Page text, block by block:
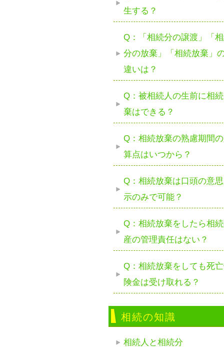
生する？
Q：「相続分の譲渡」「
分の放棄」「相続放棄」
違いは？
Q：被相続人の生前に相
棄はできる？
Q：相続放棄の熟慮期間
算点はいつから？
Q：相続放棄は口頭の意
示のみで可能？
Q：相続放棄をしたら相
産の管理責任はない？
Q：相続放棄をしても死
険金は受け取れる？
相続の知識
相続人と相続分